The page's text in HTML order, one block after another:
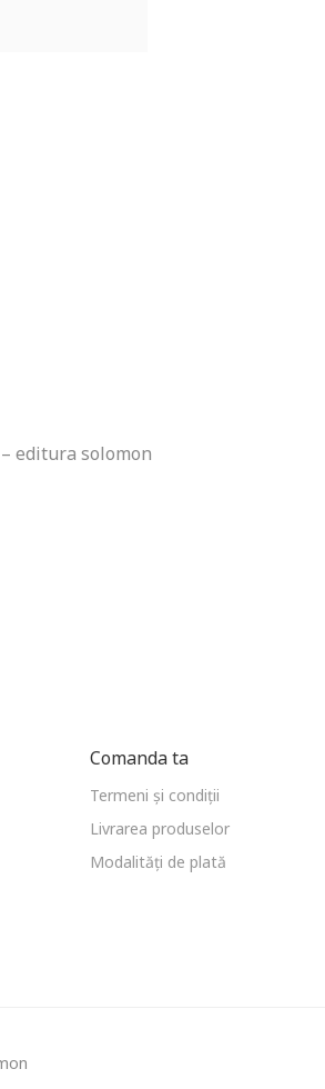
editura solomon
Comanda ta
Termeni și condiții
Livrarea produselor
Modalități de plată